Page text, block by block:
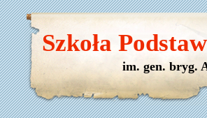
Szkoła
im. gen. bryg.